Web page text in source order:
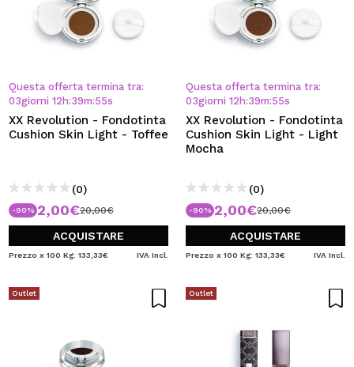
Questa offerta termina tra:
03giorni 12 h:39m:55s
XX Revolution - Fondotinta
Cushion Skin Light - Toffee
(0)
-90% 2,00€20,00€
ACQUISTARE
Prezzo x 100 Kg: 133,33€ IVA Incl.
Questa offerta termina tra:
03giorni 12 h:39m:55s
XX Revolution - Fondotinta
Cushion Skin Light - Light
Mocha
(0)
-90% 2,00€20,00€
ACQUISTARE
Prezzo x 100 Kg: 133,33€ IVA Incl.
Outlet Outlet